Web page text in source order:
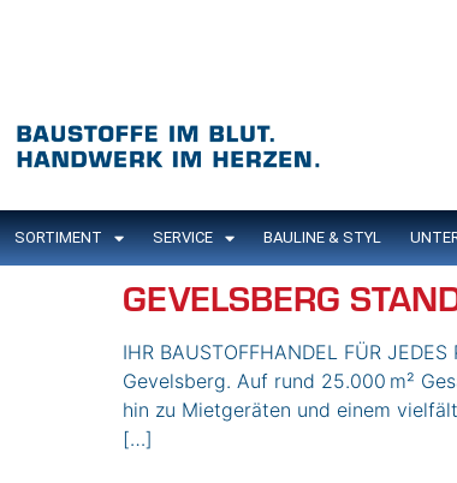
SORTIMENT SERVICE BAULINE & STYL
GEVELSBERG
IHR BAUSTOFFHANDEL FÜR
Gevelsberg. Auf rund 25.000 m²
hin zu Mietgeräten und einem
[…]